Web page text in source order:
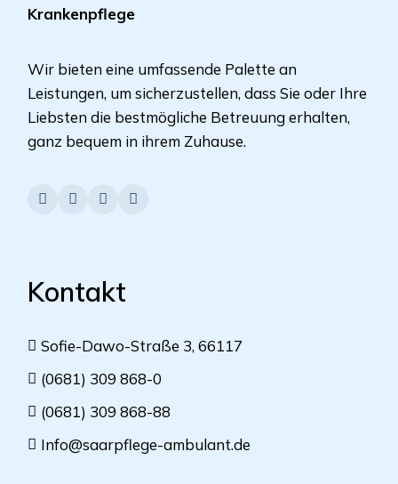
Krankenpflege
Wir bieten eine umfassende Palette an
Leistungen, um sicherzustellen, dass Sie oder Ihre
Liebsten die bestmögliche Betreuung erhalten,
ganz bequem in ihrem Zuhause.
Kontakt
Sofie-Dawo-Straße 3, 66117
(0681) 309 868-0
(0681) 309 868-88
Info@saarpflege-ambulant.de